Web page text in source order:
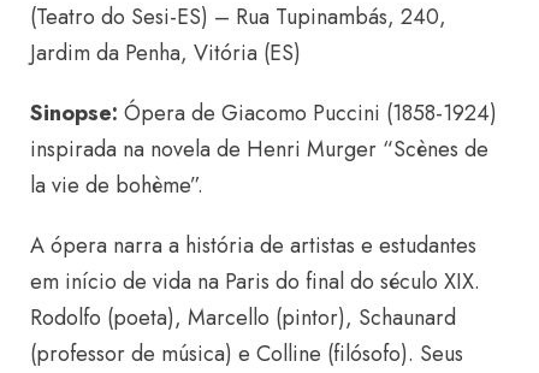
(Teatro do Sesi-ES) – Rua Tupinambás, 240,
Jardim da Penha, Vitória (ES)
Sinopse: Ópera de Giacomo Puccini (1858-1924)
inspirada na novela de Henri Murger “Scènes de
la vie de bohème”.
A ópera narra a história de artistas e estudantes
em início de vida na Paris do final do século XIX.
Rodolfo (poeta), Marcello (pintor), Schaunard
(professor de música) e Colline (filósofo). Seus